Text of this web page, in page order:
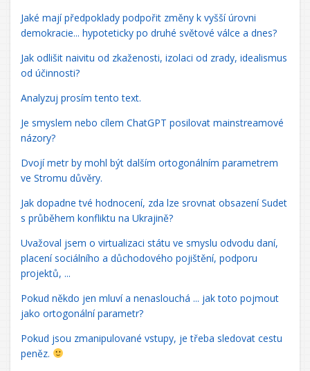
Jaké mají předpoklady podpořit změny k vyšší úrovni
demokracie... hypoteticky po druhé světové válce a dnes?
Jak odlišit naivitu od zkaženosti, izolaci od zrady, idealismus
od účinnosti?
Analyzuj prosím tento text.
Je smyslem nebo cílem ChatGPT posilovat mainstreamové
názory?
Dvojí metr by mohl být dalším ortogonálním parametrem
ve Stromu důvěry.
Jak dopadne tvé hodnocení, zda lze srovnat obsazení Sudet
s průběhem konfliktu na Ukrajině?
Uvažoval jsem o virtualizaci státu ve smyslu odvodu daní,
placení sociálního a důchodového pojištění, podporu
projektů, ...
Pokud někdo jen mluví a nenaslouchá ... jak toto pojmout
jako ortogonální parametr?
Pokud jsou zmanipulované vstupy, je třeba sledovat cestu
peněz.